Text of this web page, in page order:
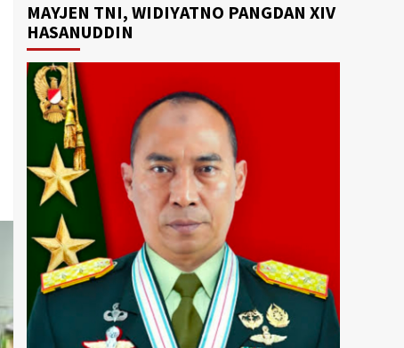
MAYJEN TNI, WIDIYATNO PANGDAN XIV
HASANUDDIN